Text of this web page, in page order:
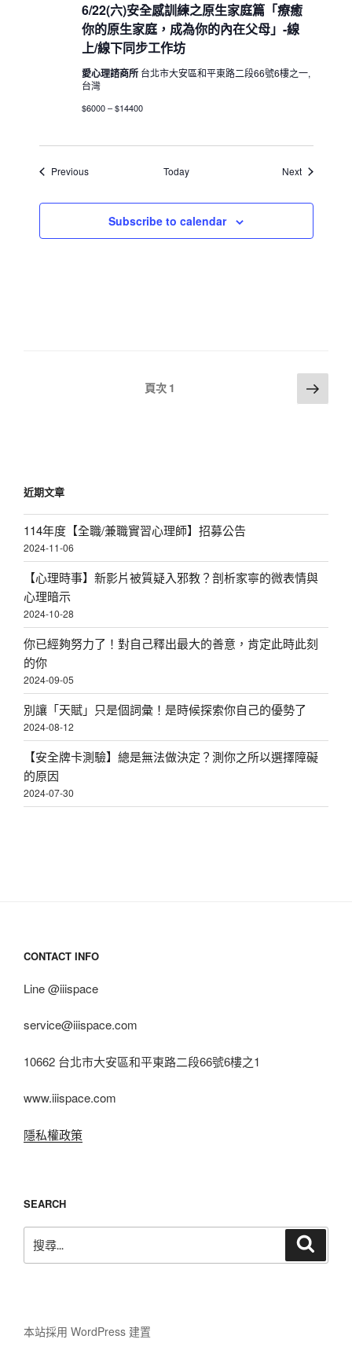
6/22(六)安全感訓練之原生家庭篇「療癒
你的原生家庭，成為你的內在父母」-線
上/線下同步工作坊
愛心理諮商所 台北市大安區和平東路二段66號6樓之一,
台灣
$6000 – $14400
PreviousEvents Today NextEvents
Subscribe to calendar
頁次 1 下
一
近期文章
114年度【全職/兼職實習心理師】招募公告
2024-11-06
【心理時事】新影片被質疑入邪教？剖析家寧的微表情與
心理暗示
2024-10-28
你已經夠努力了！對自己釋出最大的善意，肯定此時此刻
的你
2024-09-05
別讓「天賦」只是個詞彙！是時候探索你自己的優勢了
2024-08-12
【安全牌卡測驗】總是無法做決定？測你之所以選擇障礙
的原因
2024-07-30
CONTACT INFO
Line @iiispace
service@iiispace.com
10662 台北市大安區和平東路二段66號6樓之1
www.iiispace.com
隱私權政策
SEARCH
尋
本站採用 WordPress 建置